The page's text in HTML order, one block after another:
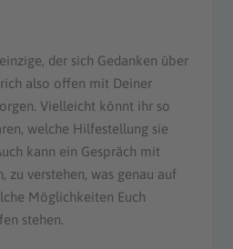
der sich Gedanken über
also offen mit Deiner
Vielleicht könnt ihr so
welche Hilfestellung sie
kann ein Gespräch mit
zu verstehen, was genau auf
Möglichkeiten Euch
stehen.